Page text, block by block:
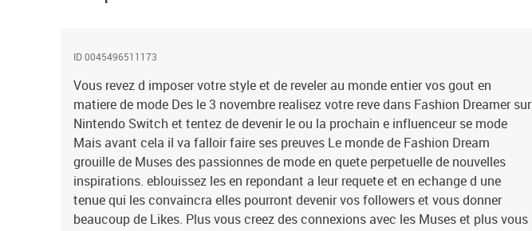
ID 0045496511173
Vous revez d imposer votre style et de reveler au monde entier vos gout en
matiere de mode Des le 3 novembre realisez votre reve dans Fashion Dreamer sur
Nintendo Switch et tentez de devenir le ou la prochain e influenceur se mode
Mais avant cela il va falloir faire ses preuves Le monde de Fashion Dream
grouille de Muses des passionnes de mode en quete perpetuelle de nouvelles
inspirations. eblouissez les en repondant a leur requete et en echange d une
tenue qui les convaincra elles pourront devenir vos followers et vous donner
beaucoup de Likes. Plus vous creez des connexions avec les Muses et plus vous